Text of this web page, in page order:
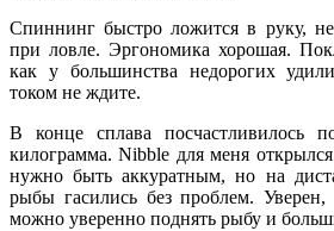
Спиннинг быстро ложится в руку,
при ловле. Эргономика хорошая.
как у большинства недорогих
током не ждите.
В конце сплава посчастливилось
килограмма. Nibble для меня
нужно быть аккуратным, но на
рыбы гасились без проблем.
можно уверенно поднять рыбу и